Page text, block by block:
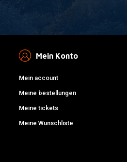
Mein Konto
Mein account
Meine bestellungen
Meine tickets
Meine Wunschliste